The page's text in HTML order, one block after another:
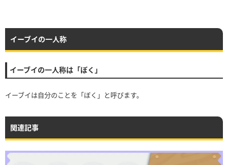
イーブイの一人称
イーブイの一人称は「ぼく」
イーブイは自分のことを「ぼく」と呼びます。
関連記事